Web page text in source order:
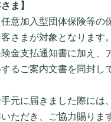
ま】
意加入型団体保険等の
さまが対象となります
金支払通知書に加え、
るご案内文書を同封し
元に届きました際には
いただき、ご協力賜りま